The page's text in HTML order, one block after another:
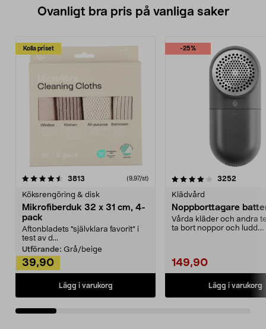
Ovanligt bra pris på vanliga saker
Kolla priset
3813 (9,97/st)
Köksrengöring & disk
Mikrofiberduk 32 x 31 cm, 4-
pack
Aftonbladets "självklara favorit” i
test av d...
Utförande: Grå/beige
39,90
Lägg i varukorg
-25%
4.0av 5 stjärnor 3252
Klädvård
Noppborttagare
Vårda kläder och andra
ta bort noppor och ludd.
149,90
Lägg i varukorg
4.5av 5 stjärnor